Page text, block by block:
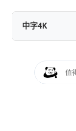
中字4K
幕
[155.05G] 复制
值